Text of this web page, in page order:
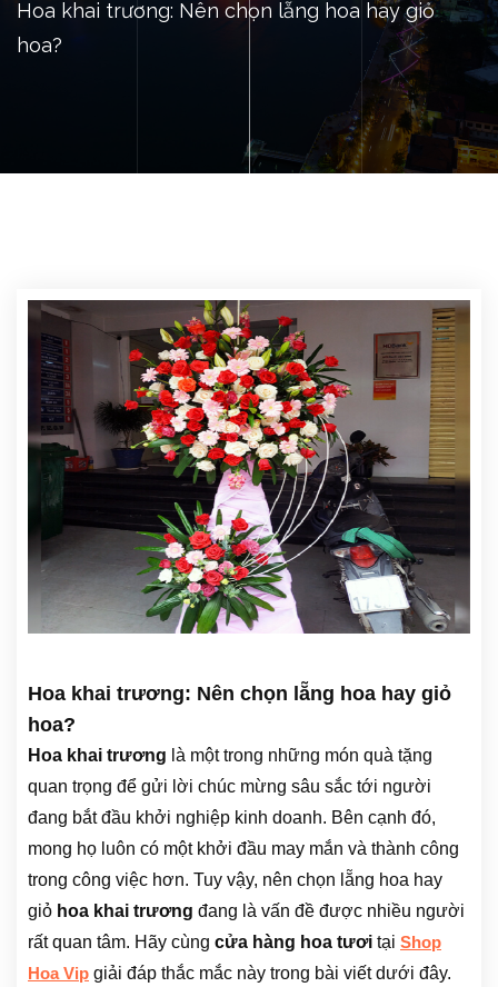
Hoa khai trương: Nên chọn lẵng hoa hay giỏ
hoa?
Hoa khai trương: Nên chọn lẵng hoa hay giỏ
hoa?
Hoa khai trương là một trong những món quà tặng
quan trọng để gửi lời chúc mừng sâu sắc tới người
đang bắt đầu khởi nghiệp kinh doanh. Bên cạnh đó,
mong họ luôn có một khởi đầu may mắn và thành công
trong công việc hơn. Tuy vậy, nên chọn lẵng hoa hay
giỏ hoa khai trương đang là vấn đề được nhiều người
rất quan tâm. Hãy cùng cửa hàng hoa tươi tại Shop
Hoa Vip giải đáp thắc mắc này trong bài viết dưới đây.